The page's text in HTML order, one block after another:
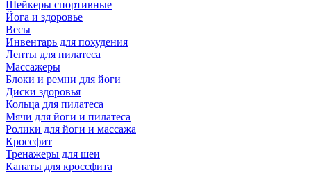
Шейкеры спортивные
Йога и здоровье
Весы
Инвентарь для похудения
Ленты для пилатеса
Массажеры
Блоки и ремни для йоги
Диски здоровья
Кольца для пилатеса
Мячи для йоги и пилатеса
Ролики для йоги и массажа
Кроссфит
Тренажеры для шеи
Канаты для кроссфита